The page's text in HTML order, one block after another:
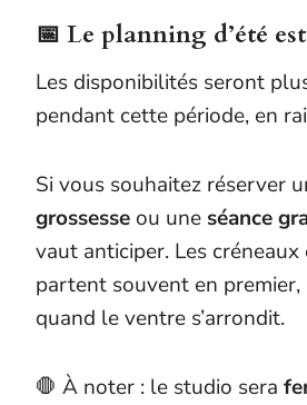
📅 Le planning d’été
Les disponibilités seront
pendant cette période, en
Si vous souhaitez réserver
grossesse ou une séance
vaut anticiper. Les créneaux
partent souvent en
quand le ventre s’arrondit.
🛑 À noter : le studio sera